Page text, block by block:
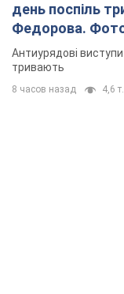
день поспіль
Федорова. Фото
Антиурядові
тривають
8 часов назад 4,6 т.